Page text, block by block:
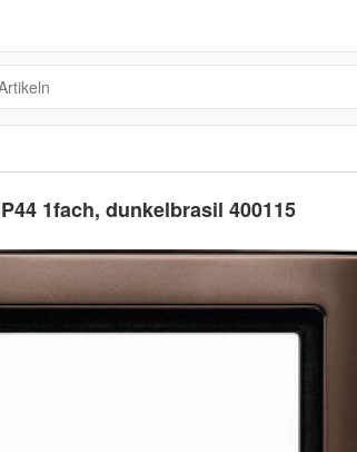
1fach, dunkelbrasil 400115